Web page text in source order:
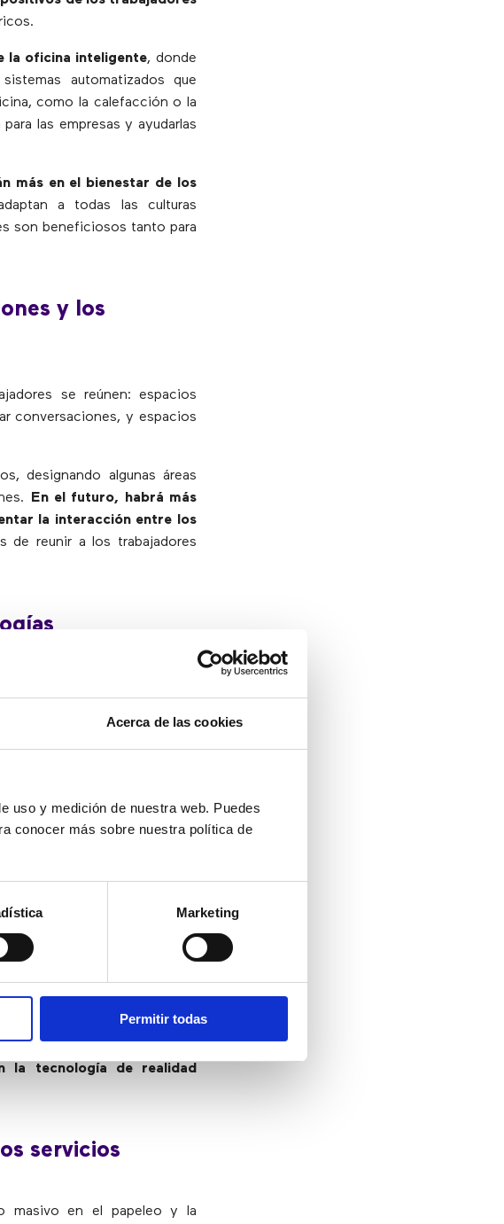
Acerca de las cookies
uso y medición de nuestra web. Puedes
conocer más sobre nuestra política de
Marketing
Permitir todas
la oficina inteligente, donde
automatizados que
como la calefacción o la
las empresas y ayudarlas
más en el bienestar de los
a todas las culturas
son beneficiosos tanto para
y los
se reúnen: espacios
conversaciones, y espacios
designando algunas áreas
En el futuro, habrá más
la interacción entre los
de reunir a los trabajadores
estén.
servicios que dependen del
trabajadores en cada
obteniendo información
y queremos para
y lo físico comiencen a
virtual (RV) y realidad
a cabo la visualización, el
Un estudio estima que para
términos de capacitación
la tecnología de realidad
servicios
masivo en el papeleo y la